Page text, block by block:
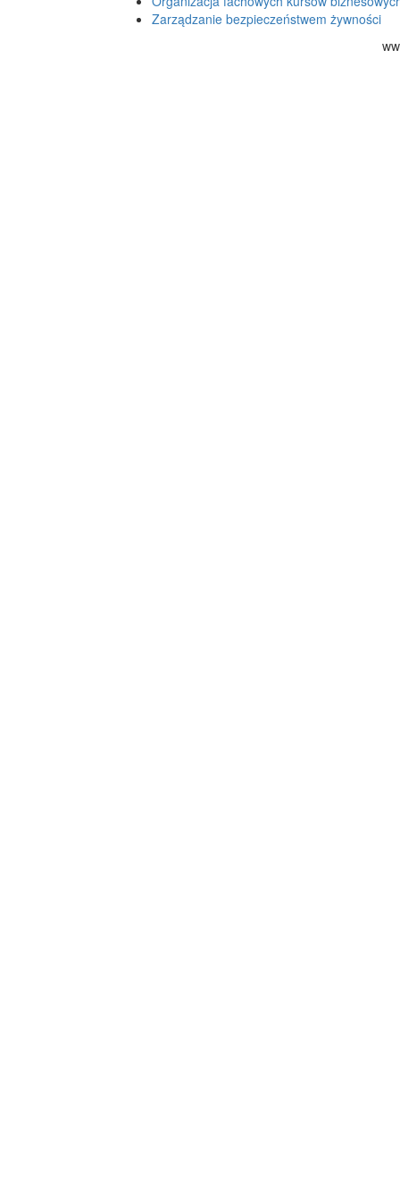
Zarządzanie bezpieczeństwem żywności